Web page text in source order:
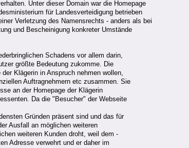
Unter dieser Domain war die Homepage
für Landesverteidigung betrieben
Verletzung des Namensrechts - anders als bei
und Bescheinigung konkreter Umstände
Schadens vor allem darin,
größte Bedeutung zukomme. Die
Klägerin in Anspruch nehmen wollen,
Auftragnehmern etc zusammen. Sie
an der Homepage der Klägerin
Da die "Besucher" der Webseite
Gründen präsent sind und das für
Ausfall an möglichen weiteren
weiteren Kunden droht, weil dem -
Adresse verwehrt und er daher im